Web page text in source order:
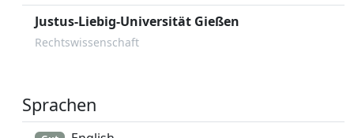
Justus-Liebig-Universität Gießen
Rechtswissenschaft
Sprachen